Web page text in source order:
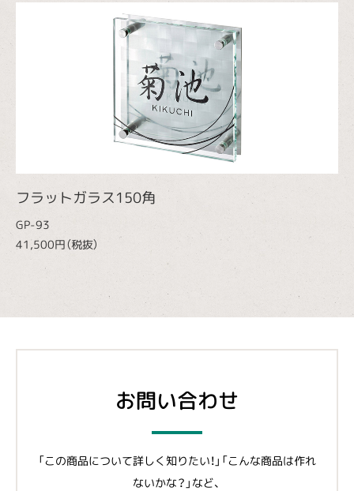
フラットガラス150角
GP-93
41,500円（税抜）
お問い合わせ
「この商品について詳しく知りたい！」「こんな商品は作れ
ないかな？」など、